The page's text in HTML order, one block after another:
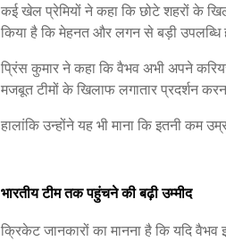
कई खेल प्रेमियों ने कहा कि छोटे शहरों के
किया है कि मेहनत और लगन से बड़ी उपलब्धि
प्रिंस कुमार ने कहा कि वैभव अभी अपने
मजबूत टीमों के खिलाफ लगातार प्रदर्शन
हालांकि उन्होंने यह भी माना कि इतनी कम
भारतीय टीम तक पहुंचने की बढ़ी उम्मीद
क्रिकेट जानकारों का मानना है कि यदि